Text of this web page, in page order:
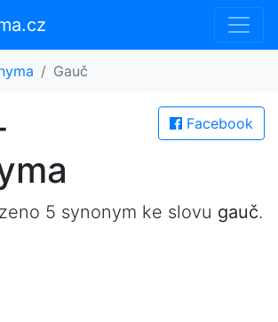
Gauč
Facebook
5 synonym ke slovu gauč.